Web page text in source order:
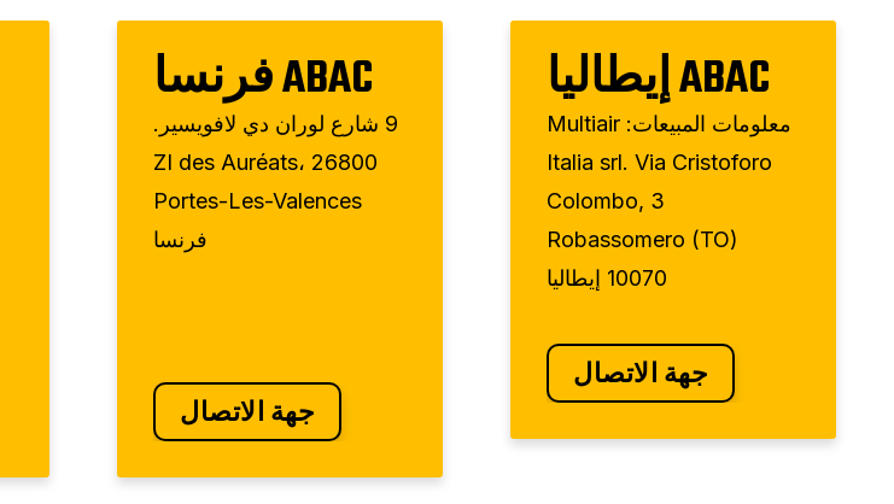
ABAC إيطاليا
معلومات المبيعات: Multiair
Italia srl. Via Cristoforo
Colombo, 3
Robassomero (TO)
10070 إيطاليا
جهة الاتصال
ABAC فرنسا
9 شارع لوران دي لافويسير.
ZI des Auréats، 26800
Portes-Les-Valences
فرنسا
جهة الاتصال